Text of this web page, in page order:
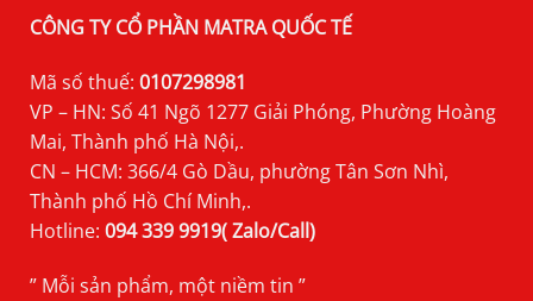
CÔNG TY CỔ PHẦN MATRA QUỐC TẾ
Mã số thuế: 0107298981
VP – HN: Số 41 Ngõ 1277 Giải Phóng, Phường Hoàng
Mai, Thành phố Hà Nội,.
CN – HCM: 366/4 Gò Dầu, phường Tân Sơn Nhì,
Thành phố Hồ Chí Minh,.
Hotline: 094 339 9919( Zalo/Call)
” Mỗi sản phẩm, một niềm tin ”